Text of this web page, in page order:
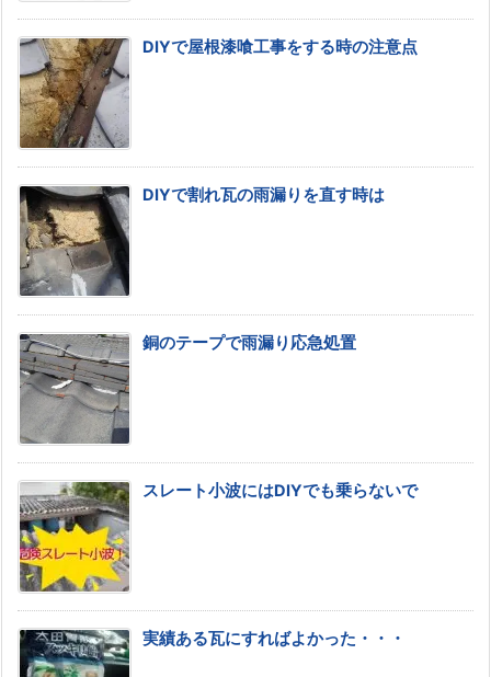
DIYで屋根漆喰工事をする時の注意点
DIYで割れ瓦の雨漏りを直す時は
銅のテープで雨漏り応急処置
スレート小波にはDIYでも乗らないで
実績ある瓦にすればよかった・・・